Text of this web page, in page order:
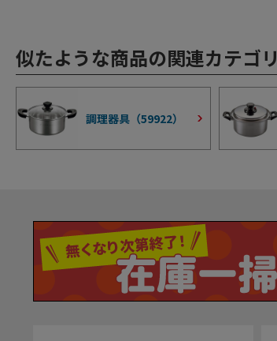
似たような商品の関連カテゴリ
調理器具（59922）